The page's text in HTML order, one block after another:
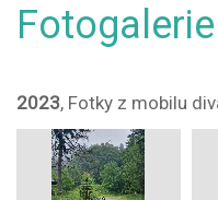
Fotogalerie
2023, Fotky z mobilu